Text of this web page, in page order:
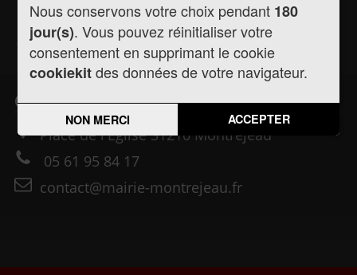
Nous conservons votre choix pendant 180
jour(s). Vous pouvez réinitialiser votre
consentement en supprimant le cookie
cookiekitdes données de votre navigateur.
NON MERCI ACCEPTER
Pratiques
Contact
Place de l'Église31210 Montréjeau
05 61 95 84 17
contact@mairie-montrejeau.fr